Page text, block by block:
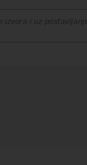
izvora i uz